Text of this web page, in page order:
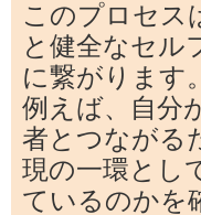
このプロセス
と健全なセル
に繋がります。
例えば、自分
者とつながる
現の一環とし
ているのかを